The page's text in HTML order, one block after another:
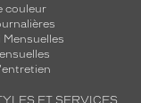
couleur
Mensuelles
ET SERVICES